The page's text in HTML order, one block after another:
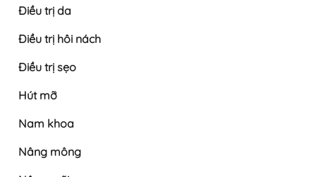
Điều trị da
Điều trị hôi nách
Điều trị sẹo
Hút mỡ
Nam khoa
Nâng mông